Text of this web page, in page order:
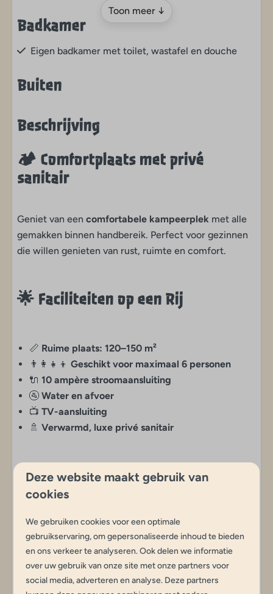
Badkamer
Eigen badkamer met toilet, wastafel en douche
Buiten
Huisdieren
Huisdieren toegestaan
Inclusief 10 A stroom
Inclusief wateraansluiting
Inclusief TV aansluiting
Op loopafstand van indoor Avonturenpark
Animatie tijdens landelijke schoolvakantie
Waterpret op loopafstand van 't Hilgelo
Speeltuintje op bijna elk veld
Toon meer ↓
Beschrijving
🏕️ Comfortplaats met privé
sanitair
Geniet van een comfortabele kampeerplek met alle
gemakken binnen handbereik. Perfect voor gezinnen
die willen genieten van rust, ruimte en comfort.
🌟 Faciliteiten op een Rij
📏 Ruime plaats: 120–150 m²
👨‍👩‍👧‍👦 Geschikt voor maximaal 6 personen
🔌 10 ampère stroomaansluiting
🚰 Water en afvoer
📺 TV-aansluiting
🚿 Verwarmd, luxe privé sanitair
✨Comfortabel Kamperen
Ruimte, gemak en luxe combineren in één plek. Ideaal
voor een ontspannen verblijf in de natuur, met alle
voorzieningen direct bij de hand.
Deze website maakt gebruik van
cookies
We gebruiken cookies voor een optimale
gebruikservaring, om gepersonaliseerde inhoud te bieden
en ons verkeer te analyseren. Ook delen we informatie
over uw gebruik van onze site met onze partners voor
social media, adverteren en analyse. Deze partners